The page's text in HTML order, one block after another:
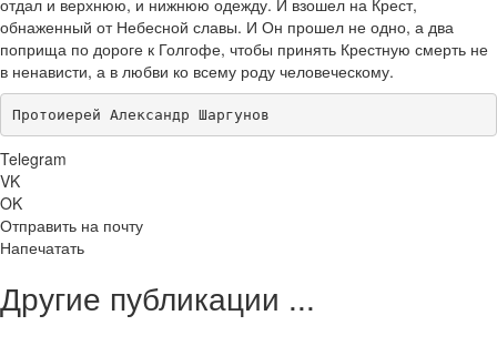
отдал и верхнюю, и нижнюю одежду. И взошел на Крест,
обнаженный от Небесной славы. И Он прошел не одно, а два
поприща по дороге к Голгофе, чтобы принять Крестную смерть не
в ненависти, а в любви ко всему роду человеческому.
Протоиерей Александр Шаргунов
Telegram
VK
OK
Отправить на почту
Напечатать
Другие публикации ...